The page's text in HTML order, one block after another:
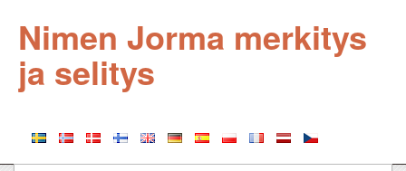
Nimen Jorma merkitys
ja selitys